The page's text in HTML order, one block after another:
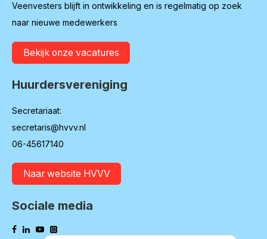
Veenvesters blijft in ontwikkeling en is regelmatig op zoek
naar nieuwe medewerkers
Bekijk onze vacatures
Huurdersvereniging
Secretariaat:
secretaris@hvvv.nl
06-45617140
Naar website HVVV
Sociale media